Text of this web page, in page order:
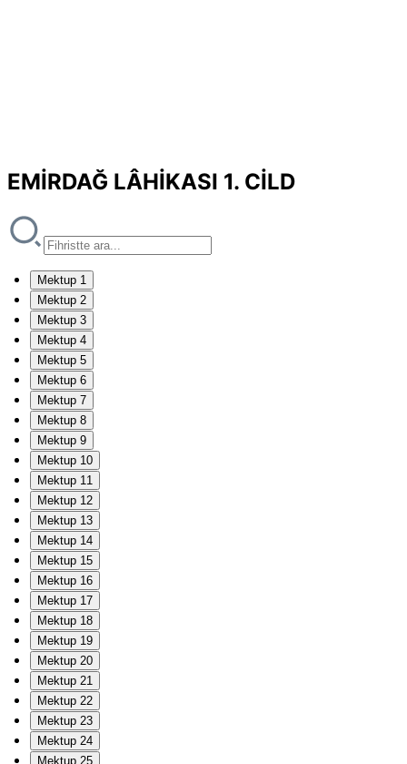
EMİRDAĞ LÂHİKASI 1. CİLD
Mektup 1
Mektup 2
Mektup 3
Mektup 4
Mektup 5
Mektup 6
Mektup 7
Mektup 8
Mektup 9
Mektup 10
Mektup 11
Mektup 12
Mektup 13
Mektup 14
Mektup 15
Mektup 16
Mektup 17
Mektup 18
Mektup 19
Mektup 20
Mektup 21
Mektup 22
Mektup 23
Mektup 24
Mektup 25